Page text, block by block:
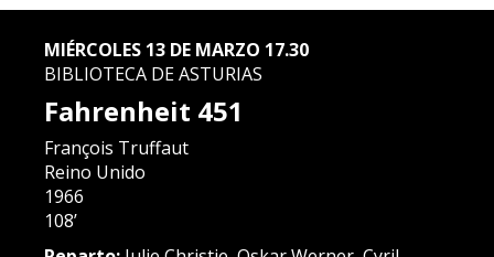
MIÉRCOLES 13 DE MARZO 17.30
BIBLIOTECA DE ASTURIAS
Fahrenheit 451
François Truffaut
Reino Unido
1966
108’